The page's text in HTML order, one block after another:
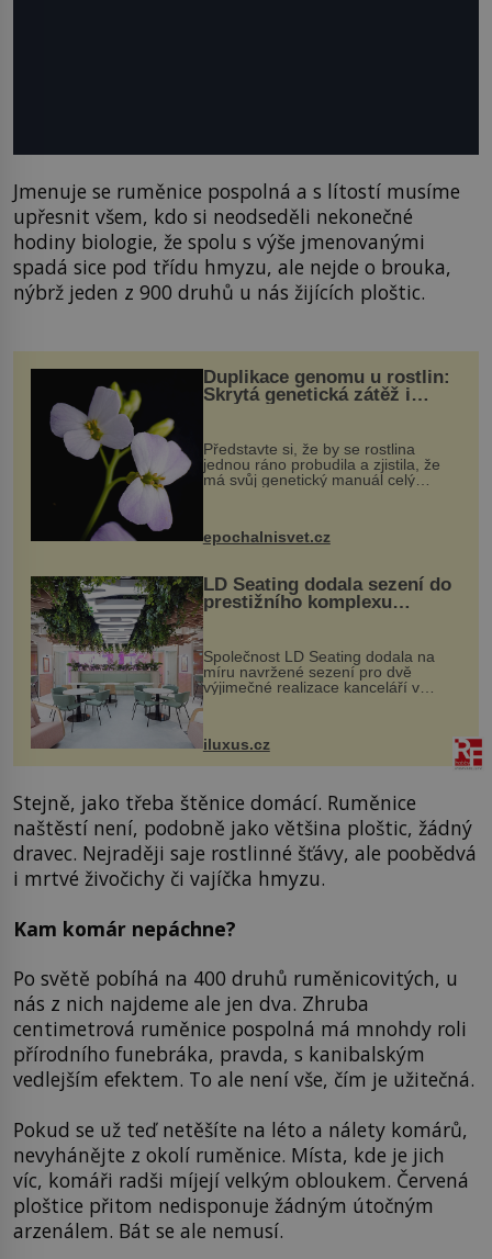
Jmenuje se ruměnice pospolná a s lítostí musíme
upřesnit všem, kdo si neodseděli nekonečné
hodiny biologie, že spolu s výše jmenovanými
spadá sice pod třídu hmyzu, ale nejde o brouka,
nýbrž jeden z 900 druhů u nás žijících ploštic.
Duplikace genomu u rostlin:
Skrytá genetická zátěž i
Představte si, že by se rostlina
jednou ráno probudila a zjistila, že
má svůj genetický manuál celý
vstupenka...
epochalnisvet.cz
LD Seating dodala sezení do
prestižního komplexu
MediaCityUK v Salfordu
Společnost LD Seating dodala na
míru navržené sezení pro dvě
výjimečné realizace kanceláří v
areálu MediaCityUK v anglickém
budov Media...
iluxus.cz
Stejně, jako třeba štěnice domácí. Ruměnice
naštěstí není, podobně jako většina ploštic, žádný
dravec. Nejraději saje rostlinné šťávy, ale poobědvá
i mrtvé živočichy či vajíčka hmyzu.
Kam komár nepáchne?
Po světě pobíhá na 400 druhů ruměnicovitých, u
nás z nich najdeme ale jen dva. Zhruba
centimetrová ruměnice pospolná má mnohdy roli
přírodního funebráka, pravda, s kanibalským
vedlejším efektem. To ale není vše, čím je užitečná.
Pokud se už teď netěšíte na léto a nálety komárů,
nevyhánějte z okolí ruměnice. Místa, kde je jich
víc, komáři radši míjejí velkým obloukem. Červená
ploštice přitom nedisponuje žádným útočným
arzenálem. Bát se ale nemusí.